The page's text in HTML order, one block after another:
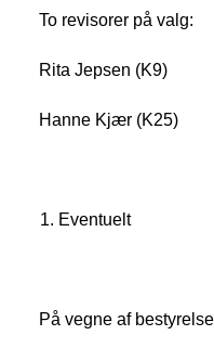
To revisorer på valg:
Rita Jepsen (K9)
Hanne Kjær (K25)
Eventuelt
På vegne af